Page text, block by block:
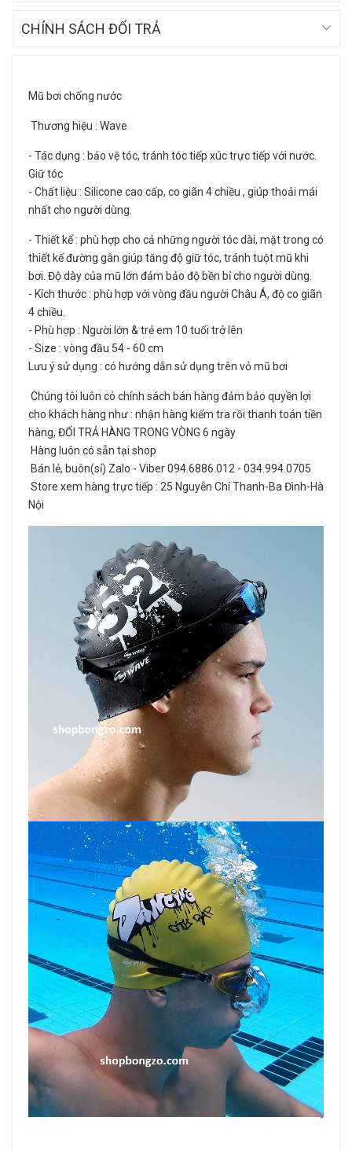
CHÍNH SÁCH ĐỔI TRẢ
Mũ bơi chống nước
Thương hiệu : Wave
- Tác dụng : bảo vệ tóc, tránh tóc tiếp xúc trực tiếp với nước.
Giữ tóc
- Chất liệu : Silicone cao cấp, co giãn 4 chiều , giúp thoải mái
nhất cho người dùng.
- Thiết kế : phù hợp cho cả những người tóc dài, mặt trong có
thiết kế đường gân giúp tăng độ giữ tóc, tránh tuột mũ khi
bơi. Độ dày của mũ lớn đảm bảo độ bền bỉ cho người dùng.
- Kích thước : phù hợp với vòng đầu người Châu Á, độ co giãn
4 chiều.
- Phù hợp : Người lớn & trẻ em 10 tuổi trở lên
- Size : vòng đầu 54 - 60 cm
Lưu ý sử dụng : có hướng dẫn sử dụng trên vỏ mũ bơi
Chúng tôi luôn có chính sách bán hàng đảm bảo quyền lợi
cho khách hàng như : nhận hàng kiểm tra rồi thanh toán tiền
hàng, ĐỔI TRẢ HÀNG TRONG VÒNG 6 ngày
Hàng luôn có sẵn tại shop
Bán lẻ, buôn(sỉ) Zalo - Viber 094.6886.012 - 034.994.0705
Store xem hàng trực tiếp : 25 Nguyễn Chí Thanh-Ba Đình-Hà
Nội